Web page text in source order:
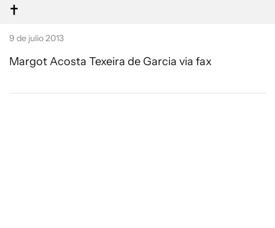
ESTADOS UNIDOS
9 de julio 2013
Margot Acosta Texeira de Garcia via fax